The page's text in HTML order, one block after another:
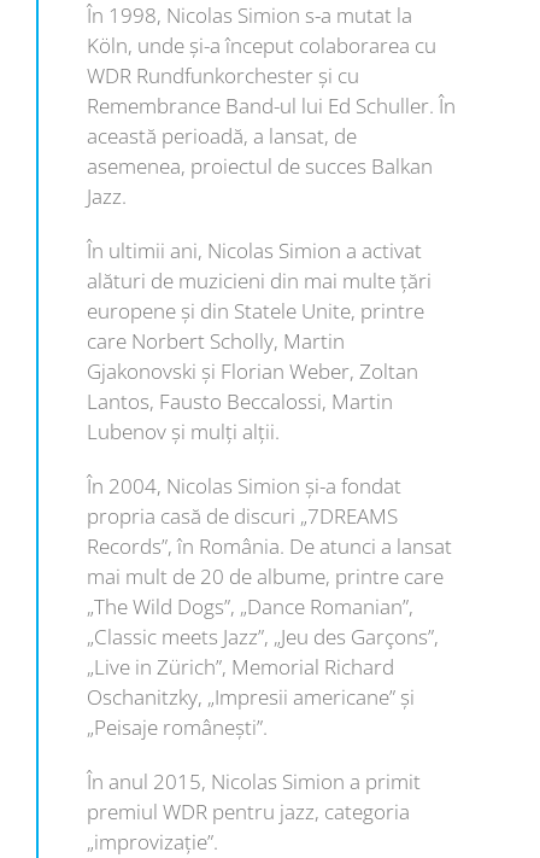
În 1998, Nicolas Simion s-a mutat la
Köln, unde și-a început colaborarea cu
WDR Rundfunkorchester și cu
Remembrance Band-ul lui Ed Schuller. În
această perioadă, a lansat, de
asemenea, proiectul de succes Balkan
Jazz.
În ultimii ani, Nicolas Simion a activat
alături de muzicieni din mai multe țări
europene și din Statele Unite, printre
care Norbert Scholly, Martin
Gjakonovski și Florian Weber, Zoltan
Lantos, Fausto Beccalossi, Martin
Lubenov și mulți alții.
În 2004, Nicolas Simion și-a fondat
propria casă de discuri „7DREAMS
Records”, în România. De atunci a lansat
mai mult de 20 de albume, printre care
„The Wild Dogs”, „Dance Romanian”,
„Classic meets Jazz”, „Jeu des Garçons”,
„Live in Zürich”, Memorial Richard
Oschanitzky, „Impresii americane” și
„Peisaje românești”.
În anul 2015, Nicolas Simion a primit
premiul WDR pentru jazz, categoria
„improvizație”.